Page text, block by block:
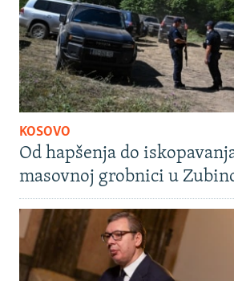
KOSOVO
Od hapšenja do
masovnoj grobnici u